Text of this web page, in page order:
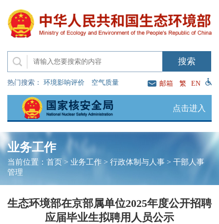
热门搜索： 环境影响评价 空气质量 邮箱 繁 EN
点击进入
业务工作
当前位置： 首页> 业务工作> 行政体制与人事> 干部人事
管理
生态环境部在京部属单位2025年度公开招聘
应届毕业生拟聘用人员公示